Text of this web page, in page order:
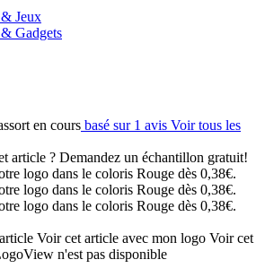
Jeux
Gadgets
en cours basé sur 1 avis Voir tous les
article ? Demandez un échantillon gratuit!
Voir cet article avec mon logo Voir cet
n'est pas disponible